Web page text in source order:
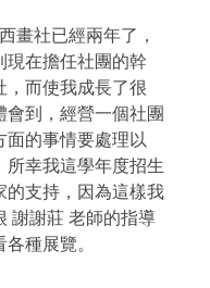
畫社已經兩年了，
現在擔任社團的幹
，而使我成長了很
會到，經營一個社團
面的事情要處理以
所幸我這學年度招生
的支持，因為這樣我
謝謝莊 老師的指導
種展覽。